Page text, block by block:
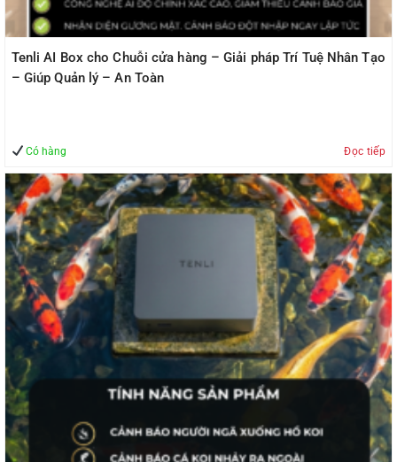
Tenli AI Box cho Chuỗi cửa hàng – Giải pháp Trí Tuệ Nhân Tạo
– Giúp Quản lý – An Toàn
Có hàng Đọc tiếp